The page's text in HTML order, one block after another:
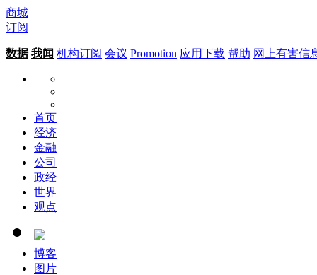
商城
订阅
数据 我闻 机构订阅 会议 Promotion 应用下载 帮助 网上有害信
首页
经济
金融
公司
政经
世界
观点
博客
图片